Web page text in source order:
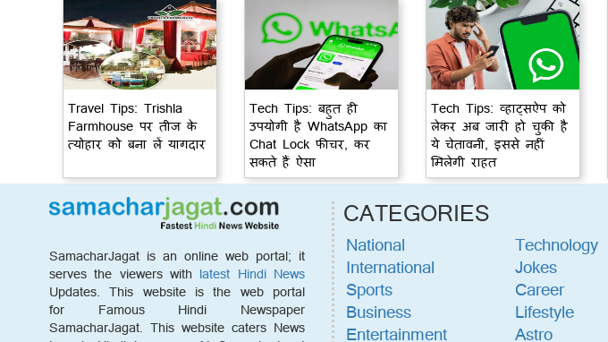
Travel Tips: Trishla
Farmhouse पर तीज के
त्योहार को बना लें यागदार
Tech Tips: बहुत ही
उपयोगी है WhatsApp का
Chat Lock फीचर, कर
सकते हैं ऐसा
Tech Tips: व्हाट्सऐप को
लेकर अब जारी हो चुकी है
ये चेतावनी, इससे नहीं
मिलेगी राहत
SamacharJagat is an online web portal; it
serves the viewers with latest Hindi News
Updates. This website is the web portal
for Famous Hindi Newspaper
SamacharJagat. This website caters News
CATEGORIES
National
International
Sports
Business
Entertainment
Technology
Jokes
Career
Lifestyle
Astro